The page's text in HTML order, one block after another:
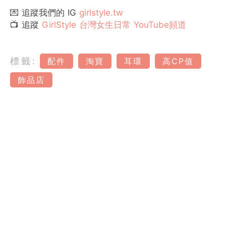
💌 追蹤我們的 IG girlstyle.tw
📺 追蹤 GirlStyle 台灣女生日常 YouTube頻道
標籤: 配件 淘寶 耳環
高CP值
飾品店